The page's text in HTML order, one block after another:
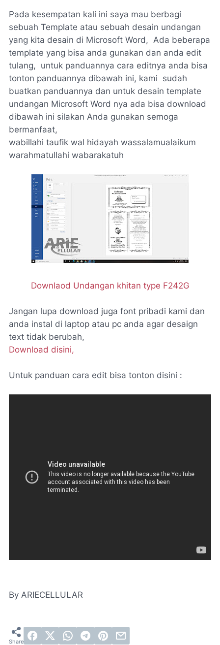
Pada kesempatan kali ini saya mau berbagi
sebuah Template atau sebuah desain undangan
yang kita desain di Microsoft Word, Ada beberapa
template yang bisa anda gunakan dan anda edit
tulang, untuk panduannya cara editnya anda bisa
tonton panduannya dibawah ini, kami sudah
buatkan panduannya dan untuk desain template
undangan Microsoft Word nya ada bisa download
dibawah ini silakan Anda gunakan semoga
bermanfaat,
wabillahi taufik wal hidayah wassalamualaikum
warahmatullahi wabarakatuh
Downlaod Undangan khitan type F242G
Jangan lupa download juga font pribadi kami dan
anda instal di laptop atau pc anda agar desaign
text tidak berubah,
Download disini,
Untuk panduan cara edit bisa tonton disini :
By ARIECELLULAR